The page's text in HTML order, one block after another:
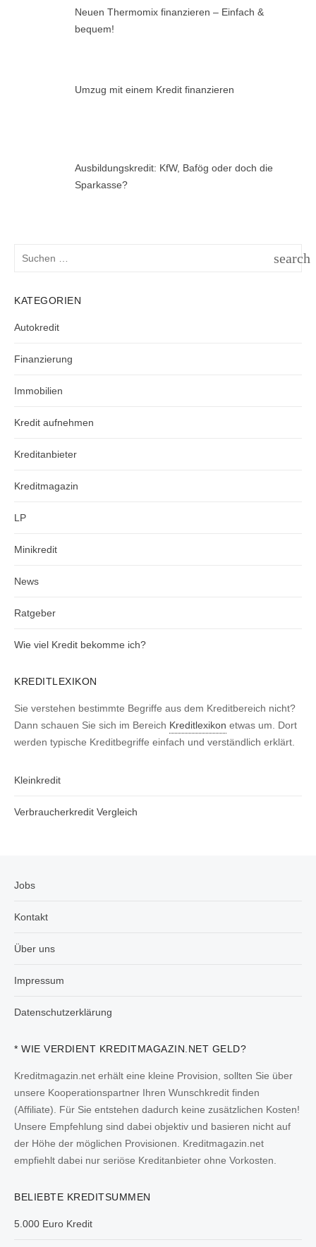
Neuen Thermomix finanzieren – Einfach &
bequem!
Umzug mit einem Kredit finanzieren
Ausbildungskredit: KfW, Bafög oder doch die
Sparkasse?
search
KATEGORIEN
Autokredit
Finanzierung
Immobilien
Kredit aufnehmen
Kreditanbieter
Kreditmagazin
LP
Minikredit
News
Ratgeber
Wie viel Kredit bekomme ich?
KREDITLEXIKON
Sie verstehen bestimmte Begriffe aus dem Kreditbereich nicht?
Dann schauen Sie sich im Bereich Kreditlexikon etwas um. Dort
werden typische Kreditbegriffe einfach und verständlich erklärt.
Kleinkredit
Verbraucherkredit Vergleich
Jobs
Kontakt
Über uns
Impressum
Datenschutzerklärung
* WIE VERDIENT KREDITMAGAZIN.NET GELD?
Kreditmagazin.net erhält eine kleine Provision, sollten Sie über
unsere Kooperationspartner Ihren Wunschkredit finden
(Affiliate). Für Sie entstehen dadurch keine zusätzlichen Kosten!
Unsere Empfehlung sind dabei objektiv und basieren nicht auf
der Höhe der möglichen Provisionen. Kreditmagazin.net
empfiehlt dabei nur seriöse Kreditanbieter ohne Vorkosten.
BELIEBTE KREDITSUMMEN
5.000 Euro Kredit